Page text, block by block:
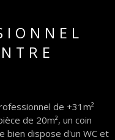
de +31m²
de 20m², un coin
bien dispose d'un WC et